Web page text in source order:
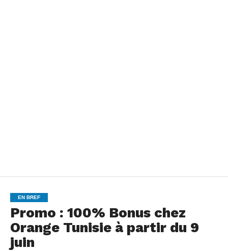
EN BREF
Promo : 100% Bonus chez
Orange Tunisie à partir du 9
juin